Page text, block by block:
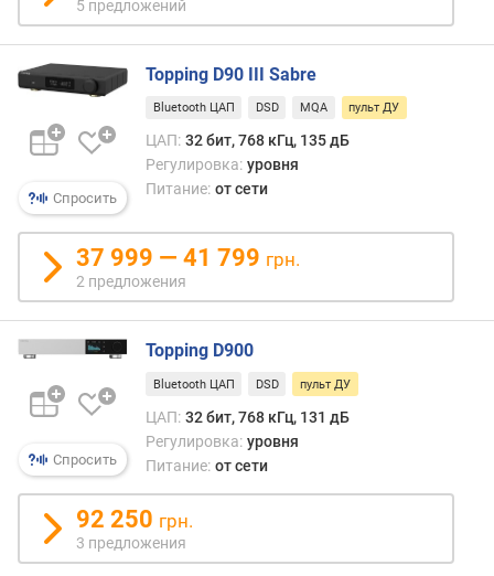
з
р
я
д
о
с
ь
Ц
А
П
(
б
)
т
ш
5 предложений
Спросить
Topping D90 III Sabre
Bluetooth ЦАП DSD MQA пульт ДУ
ЦАП: 32 бит, 768 кГц, 135 дБ
Регулировка: уровня
Питание: от сети
37 999 — 41 799 грн.
2 предложения
Спросить
Topping D900
Bluetooth ЦАП DSD пульт ДУ
ЦАП: 32 бит, 768 кГц, 131 дБ
Регулировка: уровня
Питание: от сети
92 250 грн.
3 предложения